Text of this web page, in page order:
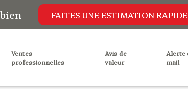
FAITES UNE ESTIMATION RAPIDE
ventes
professionnelles
avis de
valeur
alerte e-
mail